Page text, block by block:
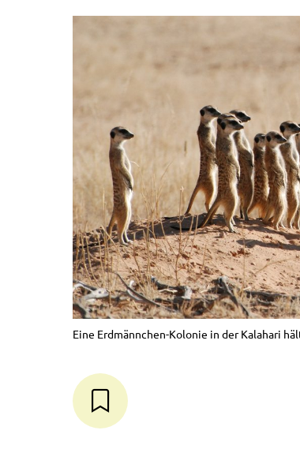
Eine Erdmännchen-Kolonie in der Kalahari